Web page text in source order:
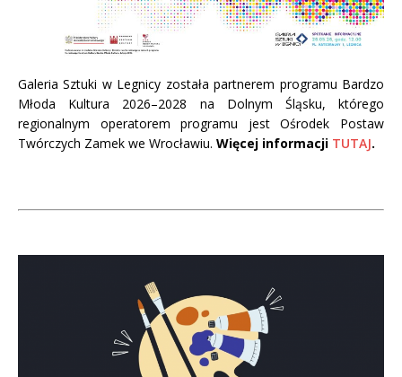
Galeria Sztuki w Legnicy została partnerem programu Bardzo
Młoda Kultura 2026–2028 na Dolnym Śląsku, którego
regionalnym operatorem programu jest Ośrodek Postaw
Twórczych Zamek we Wrocławiu. Więcej informacji TUTAJ.